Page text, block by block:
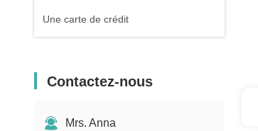
Une carte de crédit
Contactez-nous
Mrs. Anna